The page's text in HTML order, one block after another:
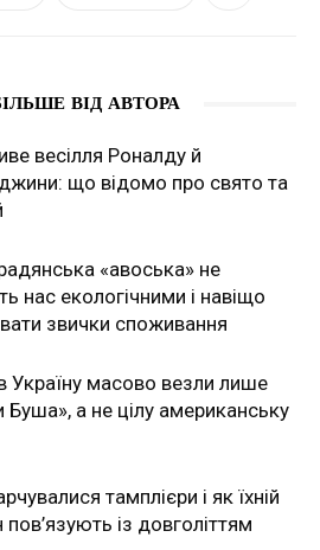
ВІД АВТОРА
весілля Роналду й
що відомо про свято та
«авоська» не
нас екологічними і навіщо
звички споживання
Україну масово везли лише
Буша», а не цілу американську
тамплієри і як їхній
пов’язують із довголіттям